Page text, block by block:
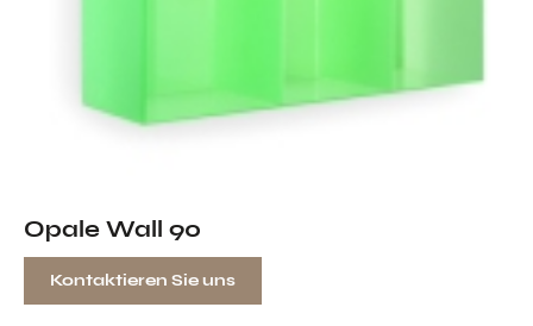
Opale Wall 90
Kontaktieren Sie uns